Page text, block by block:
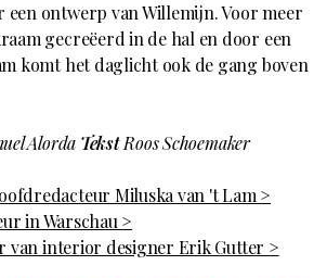
een ontwerp van Willemijn. Voor meer
gecreëerd in de hal en door een
komt het daglicht ook de gang boven
Alorda TekstRoos Schoemaker
Miluska van 't Lam >
in Warschau >
van interior designer Erik Gutter >